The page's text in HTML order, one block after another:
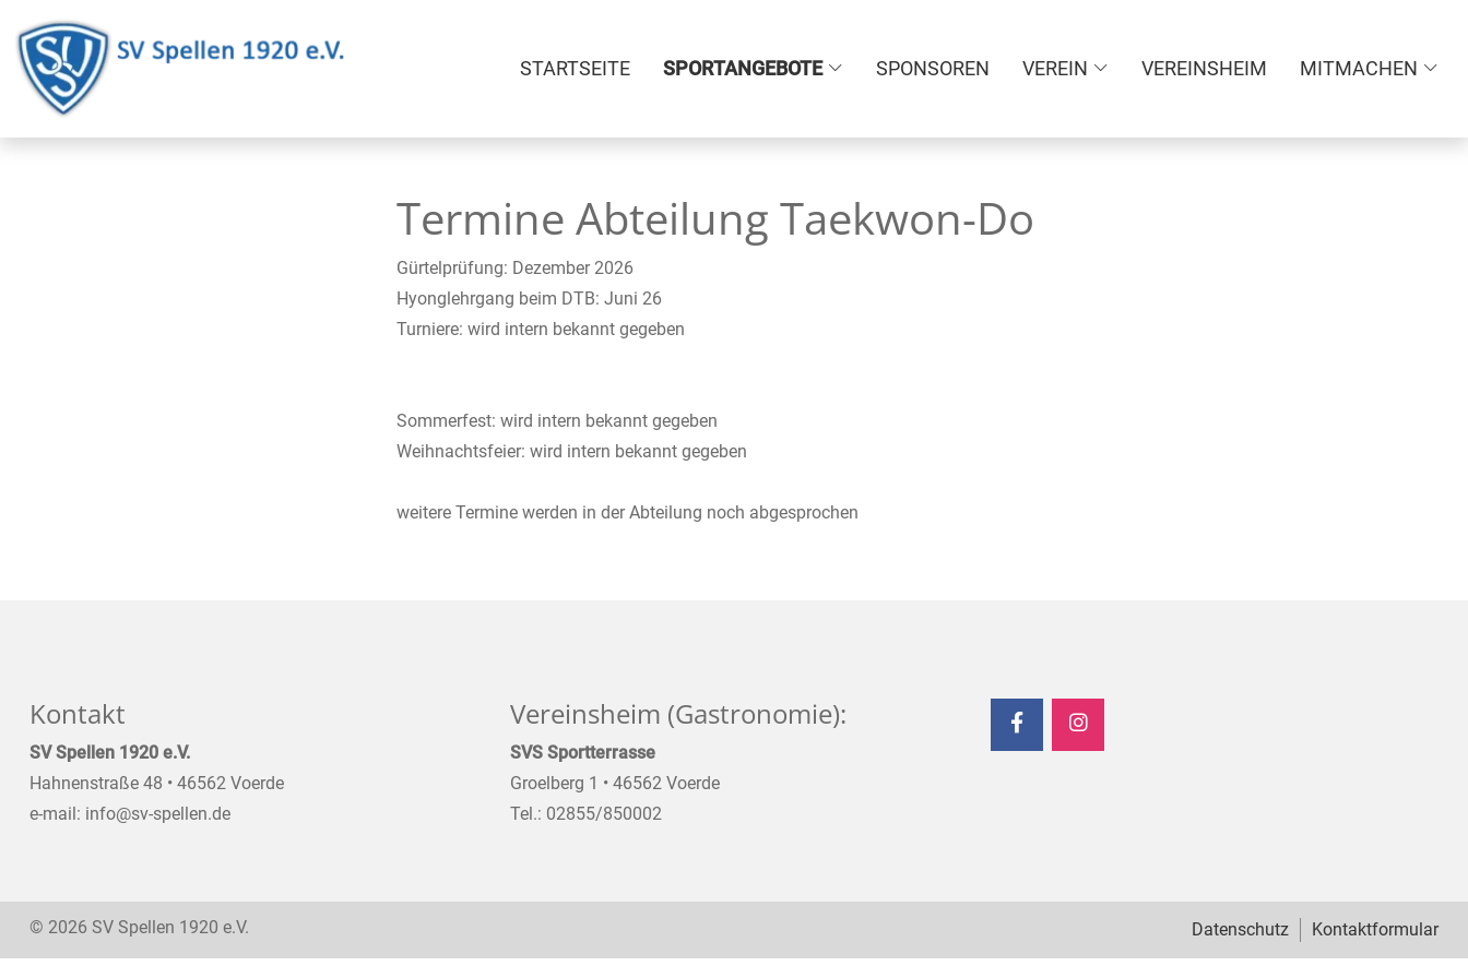
STARTSEITE SPORTANGEBOTE SPONSOREN VEREIN VEREINSHEIM MITMACHEN
Termine Abteilung Taekwon-Do
Gürtelprüfung: Dezember 2026
Hyonglehrgang beim DTB: Juni 26
Turniere: wird intern bekannt gegeben
Sommerfest: wird intern bekannt gegeben
Weihnachtsfeier: wird intern bekannt gegeben
weitere Termine werden in der Abteilung noch abgesprochen
Kontakt
SV Spellen 1920 e.V.
Hahnenstraße 48 • 46562 Voerde
e-mail: info@sv-spellen.de
Vereinsheim (Gastronomie):
SVS Sportterrasse
Groelberg 1 • 46562 Voerde
Tel.: 02855/850002
© 2026 SV Spellen 1920 e.V. Datenschutz Kontaktformular